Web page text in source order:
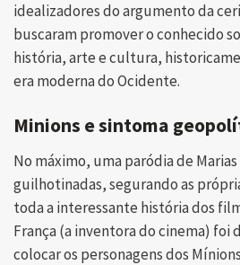
idealizadores do argumento da
buscaram promover o conhecido
história, arte e cultura,
era moderna do Ocidente.
Minions e sintoma
No máximo, uma paródia de
guilhotinadas, segurando as
toda a interessante história dos
França (a inventora do cinema) foi
colocar os personagens dos